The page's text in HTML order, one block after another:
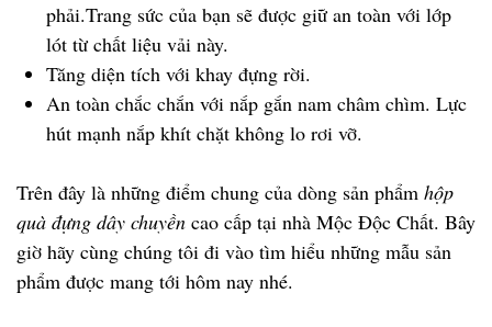
phải.Trang sức của bạn sẽ được giữ an toàn với lớp
lót từ chất liệu vải này.
Tăng diện tích với khay đựng rời.
An toàn chắc chắn với nắp gắn nam châm chìm. Lực
hút mạnh nắp khít chặt không lo rơi vỡ.
Trên đây là những điểm chung của dòng sản phẩm hộp
quà đựng dây chuyền cao cấp tại nhà Mộc Độc Chất. Bây
giờ hãy cùng chúng tôi đi vào tìm hiểu những mẫu sản
phẩm được mang tới hôm nay nhé.